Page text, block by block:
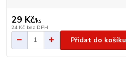
29 Kč/ks
24 Kč bez DPH
Přidat do košíku